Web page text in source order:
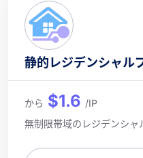
静的レジデンシャル
から $1.6 /IP
無制限帯域のレジデンシ